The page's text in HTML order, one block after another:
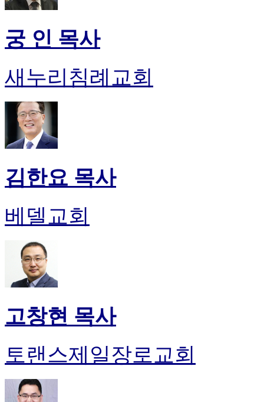
궁 인 목사
새누리침례교회
김한요 목사
베델교회
고창현 목사
토랜스제일장로교회